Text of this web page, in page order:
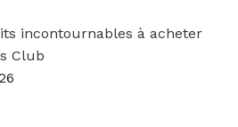
incontournables à acheter
Club